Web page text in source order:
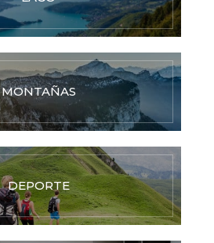
MONTAÑAS
DEPORTE